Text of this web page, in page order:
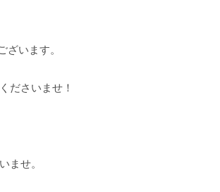
います。
ださいませ！
ませ。